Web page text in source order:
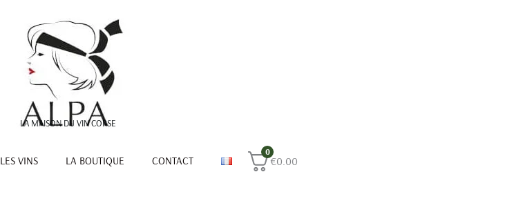
LA MAISON DU VIN CORSE
LES VINS LA BOUTIQUE CONTACT
0
€0.00